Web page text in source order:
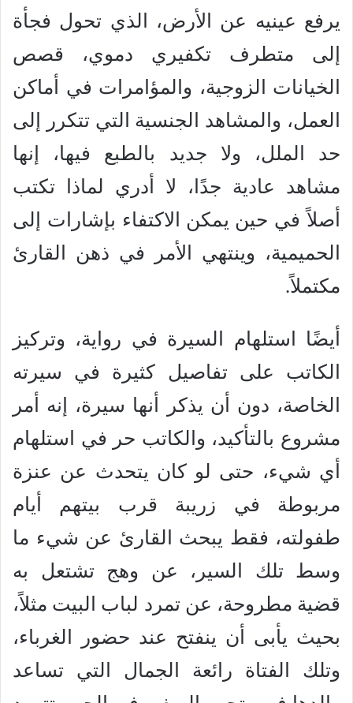
يرفع عينيه عن الأرض، الذي تحول فجأة
إلى متطرف تكفيري دموي، قصص
الخيانات الزوجية، والمؤامرات في أماكن
العمل، والمشاهد الجنسية التي تتكرر إلى
حد الملل، ولا جديد بالطبع فيها، إنها
مشاهد عادية جدًا، لا أدري لماذا تكتب
أصلاً في حين يمكن الاكتفاء بإشارات إلى
الحميمية، وينتهي الأمر في ذهن القارئ
مكتملاً.
أيضًا استلهام السيرة في رواية، وتركيز
الكاتب على تفاصيل كثيرة في سيرته
الخاصة، دون أن يذكر أنها سيرة، إنه أمر
مشروع بالتأكيد، والكاتب حر في استلهام
أي شيء، حتى لو كان يتحدث عن عنزة
مربوطة في زريبة قرب بيتهم أيام
طفولته، فقط يبحث القارئ عن شيء ما
وسط تلك السير، عن وهج تشتعل به
قضية مطروحة، عن تمرد لباب البيت مثلاً،
بحيث يأبى أن ينفتح عند حضور الغرباء،
وتلك الفتاة رائعة الجمال التي تساعد